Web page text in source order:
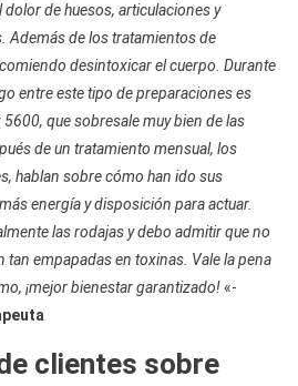
de huesos, articulaciones y
Además de los tratamientos de
desintoxicar el cuerpo. Durante
entre este tipo de preparaciones es
que sobresale muy bien de las
de un tratamiento mensual, los
hablan sobre cómo han ido sus
energía y disposición para actuar.
las rodajas y debo admitir que no
tan empapadas en toxinas. Vale la pena
¡mejor bienestar garantizado!«-
clientes sobre